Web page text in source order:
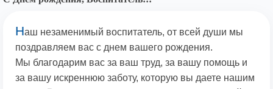
Наш незаменимый воспитатель, от всей души мы
поздравляем вас с днем вашего рождения.
Мы благодарим вас за ваш труд, за вашу помощь и
за вашу искреннюю заботу, которую вы даете нашим